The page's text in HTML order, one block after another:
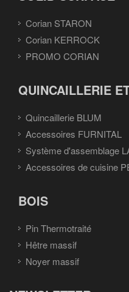
Corian STARON
Corian KERROCK
PROMO CORIAN
QUINCAILLERIE
Quincaillerie BLUM
Accessoires FURNITAL
Système d'assemblage
Accessoires de cuisine
BOIS
Pin Thermotraité
Hêtre massif
Noyer massif